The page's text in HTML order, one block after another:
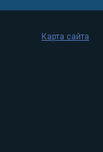
Карта сайта